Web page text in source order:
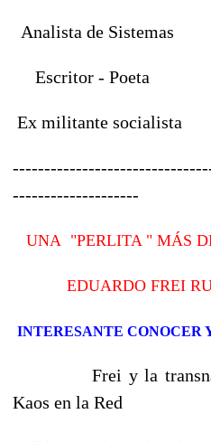
Analista de Sistemas
Escritor - Poeta
Ex militante socialista
--------------------
UNA "PERLITA " MÁS
EDUARDO FREI
INTERESANTE CONOCER
Frei y la
Kaos en la Red